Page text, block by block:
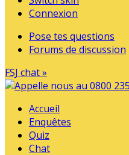
Connexion
Pose tes questions
Forums de discussion
FSJ chat »
Accueil
Enquêtes
Quiz
Chat